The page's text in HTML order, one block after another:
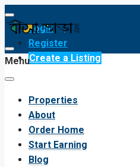
Login
Register
Create a Listing
Menu
Properties
About
Order Home
Start Earning
Blog